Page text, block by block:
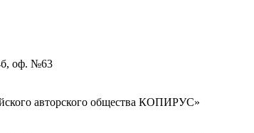
оф. №63
авторского общества КОПИРУС»